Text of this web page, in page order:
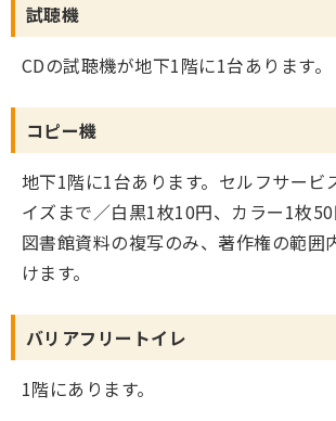
試聴機
CDの試聴機が地下1階に1台あります。
コピー機
地下1階に1台あります。セルフサービ
イズまで／白黒1枚10円、カラー1枚50
図書館資料の複写のみ、著作権の範囲
けます。
バリアフリートイレ
1階にあります。